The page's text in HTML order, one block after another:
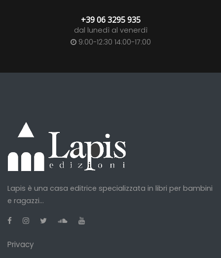
+39 06 3295 935
dal lunedì al venerdì
9:00-12:30 14:00-17:00
Lapis è una casa editrice specializzata in libri per bambini
e ragazzi...
Privacy